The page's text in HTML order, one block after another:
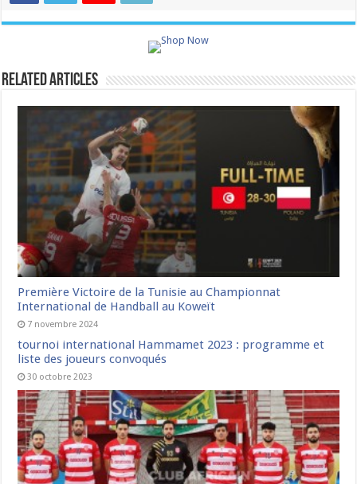
Related Articles
Première Victoire de la Tunisie au Championnat
International de Handball au Koweït
7 novembre 2024
tournoi international Hammamet 2023 : programme et
liste des joueurs convoqués
30 octobre 2023